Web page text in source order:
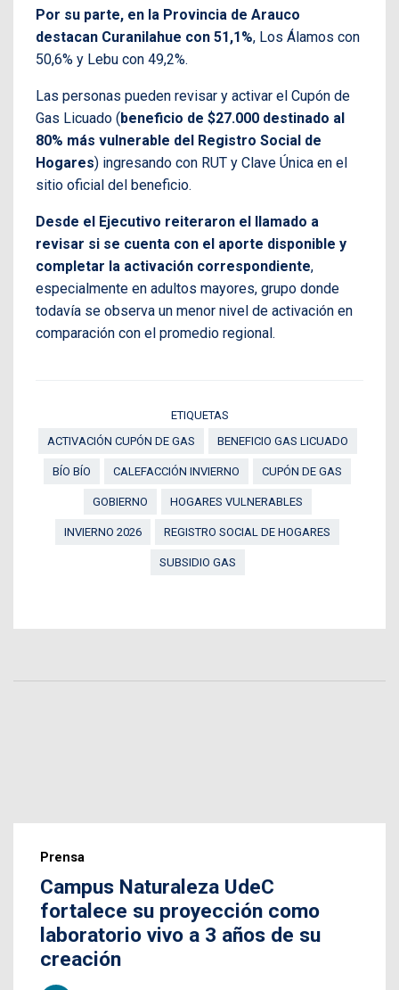
Por su parte, en la Provincia de Arauco
destacan Curanilahue con 51,1%, Los Álamos con
50,6% y Lebu con 49,2%.
Las personas pueden revisar y activar el Cupón de
Gas Licuado ( beneficio de $27.000 destinado al
80% más vulnerable del Registro Social de
Hogares) ingresando con RUT y Clave Única en el
sitio oficial del beneficio.
Desde el Ejecutivo reiteraron el llamado a
revisar si se cuenta con el aporte disponible y
completar la activación correspondiente,
especialmente en adultos mayores, grupo donde
todavía se observa un menor nivel de activación en
comparación con el promedio regional.
ETIQUETAS
ACTIVACIÓN CUPÓN DE GAS
BENEFICIO GAS LICUADO
BÍO BÍO CALEFACCIÓN INVIERNO CUPÓN DE GAS
GOBIERNO HOGARES VULNERABLES
INVIERNO 2026 REGISTRO SOCIAL DE HOGARES
SUBSIDIO GAS
Prensa
Campus Naturaleza UdeC
fortalece su proyección como
laboratorio vivo a 3 años de su
creación